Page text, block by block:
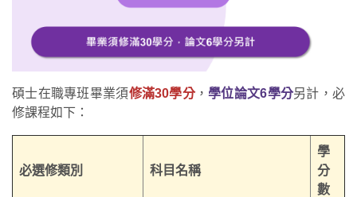
碩士在職專班畢業須修滿30學分，學位論文6學分另計，必
修課程如下：
必選修類別 科目名稱
學
分
數